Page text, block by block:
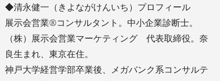
◆清永健一（きよながけんいち）プロフィール
展示会営業®コンサルタント。中小企業診断士。
（株）展示会営業マーケティング 代表取締役。奈
良生まれ、東京在住。
神戸大学経営学部卒業後、メガバンク系コンサルテ